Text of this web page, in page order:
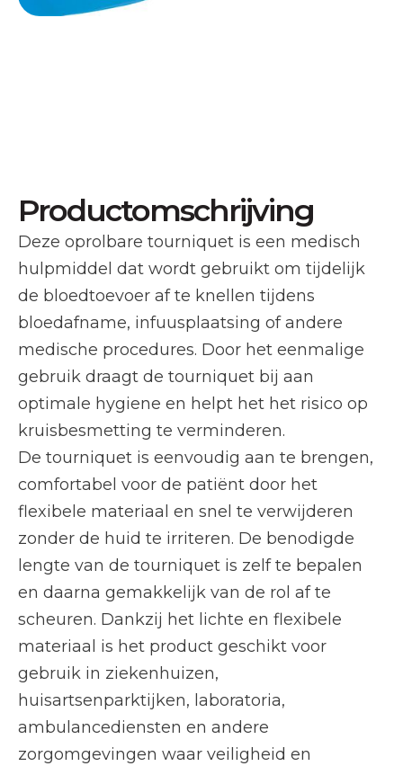
Productomschrijving
Deze oprolbare tourniquet is een medisch
hulpmiddel dat wordt gebruikt om tijdelijk
de bloedtoevoer af te knellen tijdens
bloedafname, infuusplaatsing of andere
medische procedures. Door het eenmalige
gebruik draagt de tourniquet bij aan
optimale hygiene en helpt het het risico op
kruisbesmetting te verminderen.
De tourniquet is eenvoudig aan te brengen,
comfortabel voor de patiënt door het
flexibele materiaal en snel te verwijderen
zonder de huid te irriteren. De benodigde
lengte van de tourniquet is zelf te bepalen
en daarna gemakkelijk van de rol af te
scheuren. Dankzij het lichte en flexibele
materiaal is het product geschikt voor
gebruik in ziekenhuizen,
huisartsenparktijken, laboratoria,
ambulancediensten en andere
zorgomgevingen waar veiligheid en